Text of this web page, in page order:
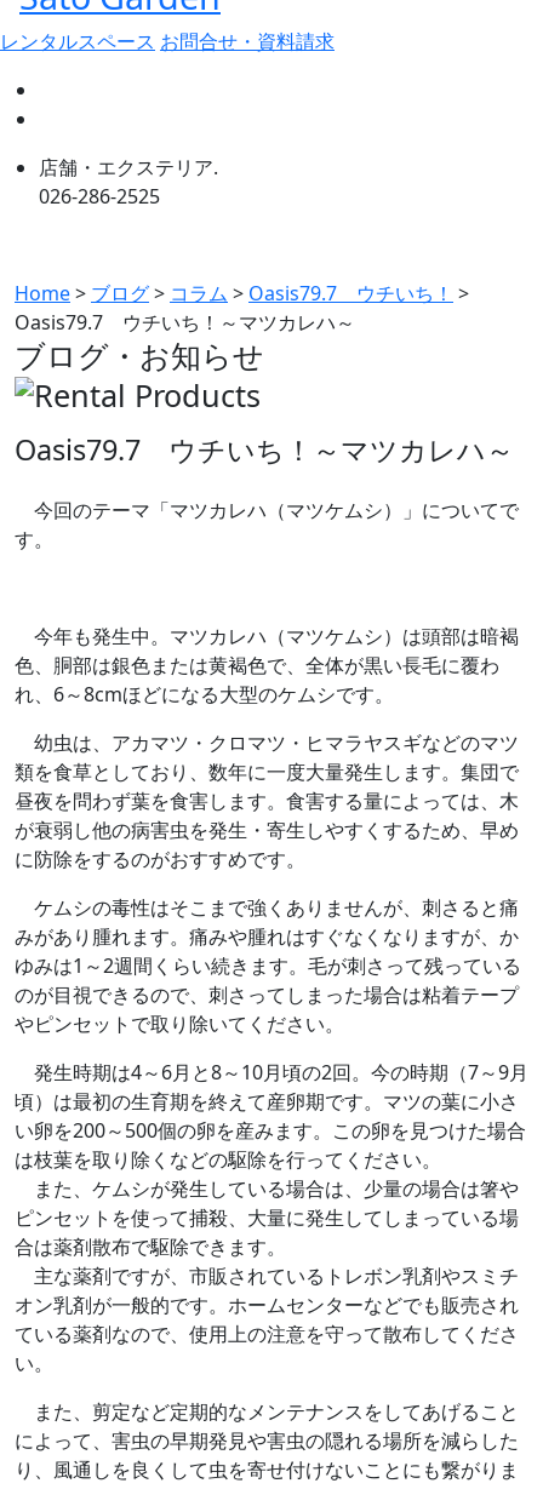
レンタルスペース お問合せ・資料請求
店舗・エクステリア.
026-286-2525
Home> ブログ> コラム > Oasis79.7 ウチいち！ >
Oasis79.7 ウチいち！～マツカレハ～
ブログ・お知らせ
Oasis79.7 ウチいち！～マツカレハ～
今回のテーマ「マツカレハ（マツケムシ）」についてで
す。
今年も発生中。マツカレハ（マツケムシ）は頭部は暗褐
色、胴部は銀色または黄褐色で、全体が黒い長毛に覆わ
れ、6～8cmほどになる大型のケムシです。
幼虫は、アカマツ・クロマツ・ヒマラヤスギなどのマツ
類を食草としており、数年に一度大量発生します。集団で
昼夜を問わず葉を食害します。食害する量によっては、木
が衰弱し他の病害虫を発生・寄生しやすくするため、早め
に防除をするのがおすすめです。
ケムシの毒性はそこまで強くありませんが、刺さると痛
みがあり腫れます。痛みや腫れはすぐなくなりますが、か
ゆみは1～2週間くらい続きます。毛が刺さって残っている
のが目視できるので、刺さってしまった場合は粘着テープ
やピンセットで取り除いてください。
発生時期は4～6月と8～10月頃の2回。今の時期（7～9月
頃）は最初の生育期を終えて産卵期です。マツの葉に小さ
い卵を200～500個の卵を産みます。この卵を見つけた場合
は枝葉を取り除くなどの駆除を行ってください。
また、ケムシが発生している場合は、少量の場合は箸や
ピンセットを使って捕殺、大量に発生してしまっている場
合は薬剤散布で駆除できます。
主な薬剤ですが、市販されているトレボン乳剤やスミチ
オン乳剤が一般的です。ホームセンターなどでも販売され
ている薬剤なので、使用上の注意を守って散布してくださ
い。
また、剪定など定期的なメンテナンスをしてあげること
によって、害虫の早期発見や害虫の隠れる場所を減らした
り、風通しを良くして虫を寄せ付けないことにも繋がりま